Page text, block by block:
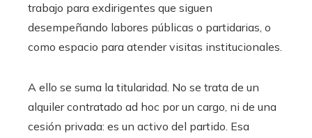
trabajo para exdirigentes que siguen
desempeñando labores públicas o partidarias, o
como espacio para atender visitas institucionales.
A ello se suma la titularidad. No se trata de un
alquiler contratado ad hoc por un cargo, ni de una
cesión privada: es un activo del partido. Esa